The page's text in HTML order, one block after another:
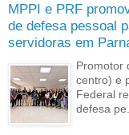
MPPI e PRF
de defesa pessoal
servidoras em
Promotor
centro) e
Federal
defesa